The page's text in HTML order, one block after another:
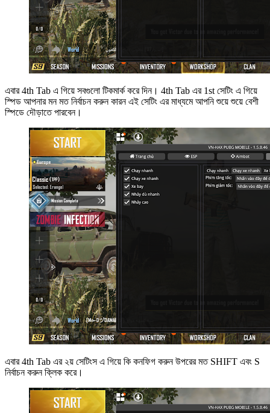
এবার 4th Tab এ গিয়ে সবগুলো টিকমার্ক করে দিন। 4th Tab এর 1st সেটিং এ গিয়ে
স্পিড আপনার মন মত নির্বাচন করুন কারন এই সেটিং এর মাধ্যমে আপনি শুয়ে শুয়ে বেশী
স্পিডে দৌড়াতে পারবেন।
এবার 4th Tab এর ২য় সেটিংস এ গিয়ে কি কনফিগ করুন উপরের মত SHIFT এবং S
নির্বাচন করুন ক্লিক করে।